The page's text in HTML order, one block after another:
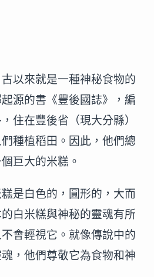
以來就是一種神秘食物的
源的書《豐後國誌》，編
住在豐後省（現大分縣）
種植稻田。因此，他們總
巨大的米糕。
是白色的，圓形的，大而
白米糕與神秘的靈魂有所
會輕視它。就像傳說中的
，他們尊敬它為食物和神